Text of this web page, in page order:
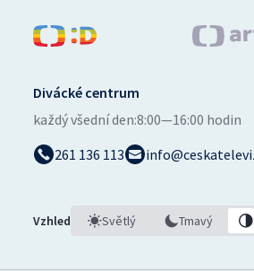
Divácké centrum
každý všední den:8:00—16:00 hodin
261 136 113
Vzhled Světlý Tmavý